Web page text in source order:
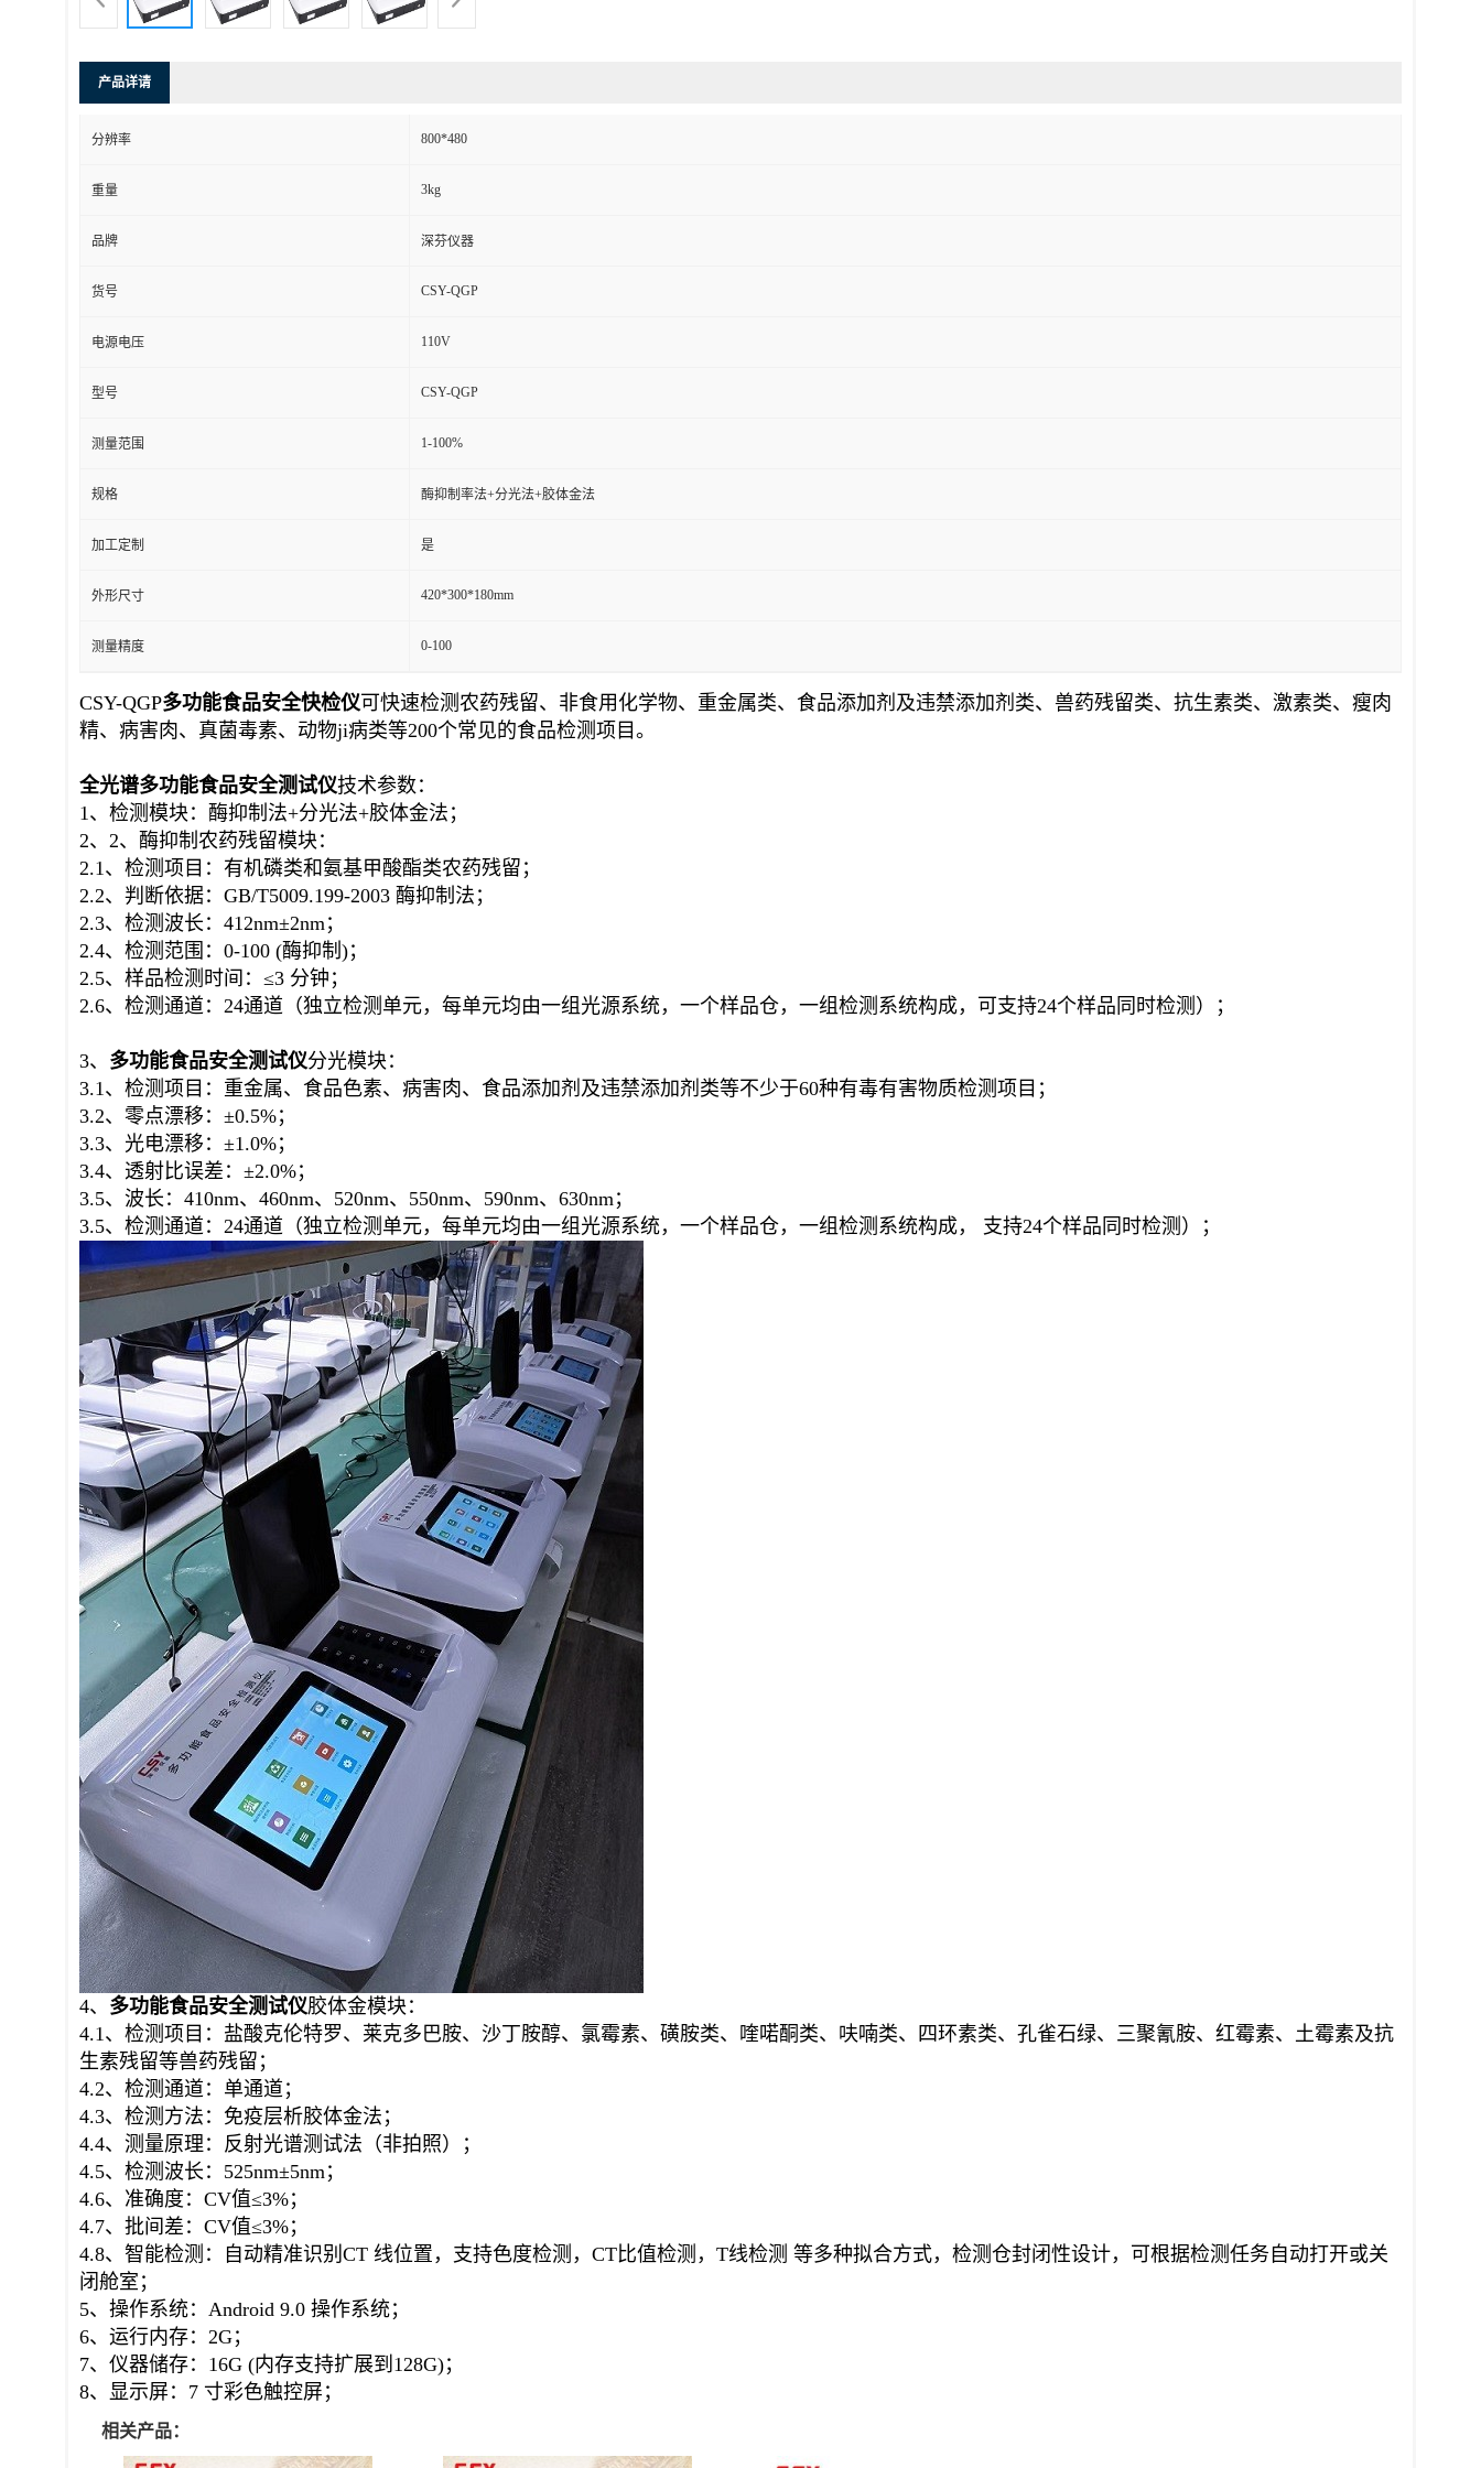
产品详请
分辨率 800*480
重量 3kg
品牌 深芬仪器
货号 CSY-QGP
电源电压 110V
型号 CSY-QGP
测量范围 1-100%
规格 酶抑制率法+分光法+胶体金法
加工定制 是
外形尺寸 420*300*180mm
测量精度 0-100
CSY-QGP多功能食品安全快检仪可快速检测农药残留、非食用化学物、重金属类、食品添加剂及违禁添加剂类、兽药残留类、抗生素类、激素类、瘦肉
精、病害肉、真菌毒素、动物ji病类等200个常见的食品检测项目。
全光谱多功能食品安全测试仪技术参数：
1、检测模块：酶抑制法+分光法+胶体金法；
2、2、酶抑制农药残留模块：
2.1、检测项目：有机磷类和氨基甲酸酯类农药残留；
2.2、判断依据：GB/T5009.199-2003 酶抑制法；
2.3、检测波长：412nm±2nm；
2.4、检测范围：0-100 (酶抑制)；
2.5、样品检测时间：≤3 分钟；
2.6、检测通道：24通道（独立检测单元，每单元均由一组光源系统，一个样品仓，一组检测系统构成，可支持24个样品同时检测）；
3、 多功能食品安全测试仪分光模块：
3.1、检测项目：重金属、食品色素、病害肉、食品添加剂及违禁添加剂类等不少于60种有毒有害物质检测项目；
3.2、零点漂移：±0.5%；
3.3、光电漂移：±1.0%；
3.4、透射比误差：±2.0%；
3.5、波长：410nm、460nm、520nm、550nm、590nm、630nm；
3.5、检测通道： 24通道（独立检测单元，每单元均由一组光源系统，一个样品仓，一组检测系统构成， 支持24个样品同时检测）；
4、 多功能食品安全测试仪胶体金模块：
4.1、检测项目：盐酸克伦特罗、莱克多巴胺、沙丁胺醇、氯霉素、磺胺类、喹喏酮类、呋喃类、四环素类、孔雀石绿、三聚氰胺、红霉素、土霉素及抗
生素残留等兽药残留；
4.2、检测通道：单通道；
4.3、检测方法：免疫层析胶体金法；
4.4、测量原理：反射光谱测试法（非拍照）；
4.5、检测波长：525nm±5nm；
4.6、准确度：CV值≤3%；
4.7、批间差：CV值≤3%；
4.8、智能检测：自动精准识别CT 线位置，支持色度检测，CT比值检测，T线检测 等多种拟合方式，检测仓封闭性设计，可根据检测任务自动打开或关
闭舱室；
5、操作系统：Android 9.0 操作系统；
6、运行内存：2G；
7、仪器储存：16G (内存支持扩展到128G)；
8、显示屏：7 寸彩色触控屏；
相关产品：